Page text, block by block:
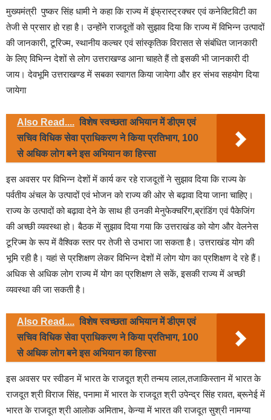
मुख्यमंत्री पुष्कर सिंह धामी ने कहा कि राज्य में इंफ्रास्ट्रक्चर एवं कनेक्टिविटी का
तेजी से प्रसार हो रहा है। उन्होंने राजदूतों को सुझाव दिया कि राज्य में विभिन्न उत्पादों
की जानकारी, टूरिज्म, स्थानीय कल्चर एवं सांस्कृतिक विरासत से संबंधित जानकारी
के लिए विभिन्न देशों से लोग उत्तराखण्ड आना चाहते हैं तो इसकी भी जानकारी दी
जाय। देवभूमि उत्तराखण्ड में सबका स्वागत किया जायेगा और हर संभव सहयोग दिया
जायेगा
Also Read.... विशेष स्वच्छता अभियान में डीएम एवं
सचिव विधिक सेवा प्राधिकरण ने किया प्रतिभाग, 100
से अधिक लोग बने इस अभियान का हिस्सा
इस अवसर पर विभिन्न देशों में कार्य कर रहे राजदूतों ने सुझाव दिया कि राज्य के
पर्वतीय अंचल के उत्पादों एवं भोजन को राज्य की ओर से बढ़ावा दिया जाना चाहिए।
राज्य के उत्पादों को बढ़ावा देने के साथ ही उनकी मेनुफेक्चरिंग,ब्रांडिंग एवं पैकेजिंग
की अच्छी व्यवस्था हो। बैठक में सुझाव दिया गया कि उत्तराखंड को योग और वेलनेस
टूरिज्म के रूप में वैश्विक स्तर पर तेजी से उभारा जा सकता है। उत्तराखंड योग की
भूमि रही है। यहां से प्रशिक्षण लेकर विभिन्न देशों में लोग योग का प्रशिक्षण दे रहे हैं।
अधिक से अधिक लोग राज्य में योग का प्रशिक्षण ले सकें, इसकी राज्य में अच्छी
व्यवस्था की जा सकती है।
Also Read.... विशेष स्वच्छता अभियान में डीएम एवं
सचिव विधिक सेवा प्राधिकरण ने किया प्रतिभाग, 100
से अधिक लोग बने इस अभियान का हिस्सा
इस अवसर पर स्वीडन में भारत के राजदूत श्री तन्मय लाल,तजाकिस्तान में भारत के
राजदूत श्री विराज सिंह, पनामा में भारत के राजदूत श्री उपेन्द्र सिंह रावत, ब्रूनेई में
भारत के राजदूत श्री आलोक अमिताभ, केन्या में भारत की राजदूत सुश्री नामग्या